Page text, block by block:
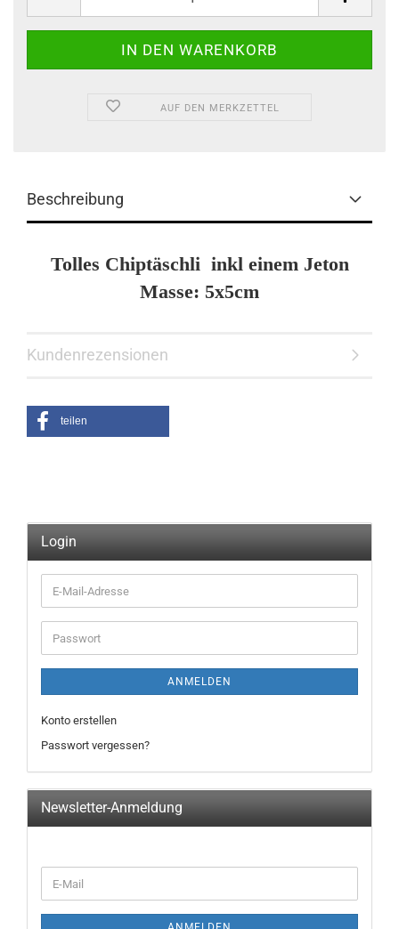
AUF DEN MERKZETTEL
Beschreibung
Tolles Chiptäschli inkl einem Jeton
Masse: 5x5cm
Kundenrezensionen
teilen
Login
E-
Mail-
Adresse
Passwort
ANMELDEN
Konto erstellen
Passwort vergessen?
Newsletter-Anmeldung
ZUR
E-
Mail